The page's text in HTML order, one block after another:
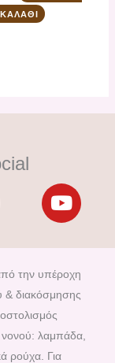
Y
o
t
u
b
την υπέροχη
& διακόσμησης
λαμπάδα,
ρούχα. Για